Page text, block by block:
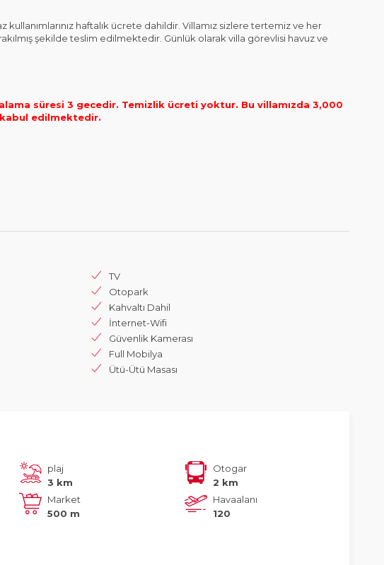
haftalık ücrete dahildir. Villamız sizlere tertemiz ve her
şekilde teslim edilmektedir. Günlük olarak villa görevlisi havuz ve
süresi 3 gecedir. Temizlik ücreti yoktur. Bu villamızda 3,000
kabul edilmektedir.
TV
Otopark
Kahvaltı Dahil
İnternet-Wifi
Güvenlik Kamerası
Full Mobilya
Ütü-Ütü Masası
plaj
3 km
Otogar
2 km
Market
500 m
Havaalanı
120